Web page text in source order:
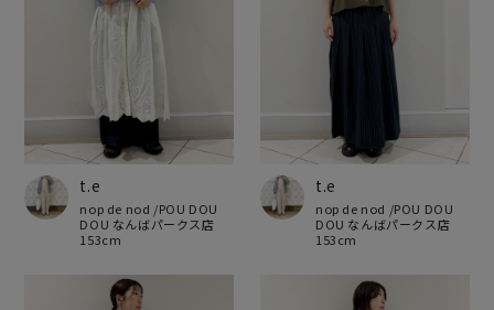
t.e
nop de nod /POU DOU
DOU なんばパークス店
153cm
t.e
nop de nod /POU DOU
DOU なんばパークス店
153cm